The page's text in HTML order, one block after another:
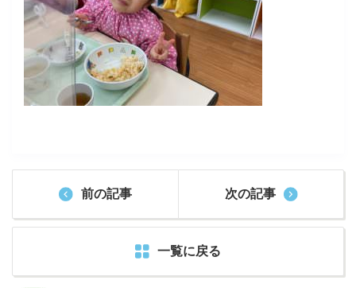
前の記事
一覧に戻る
次の記事